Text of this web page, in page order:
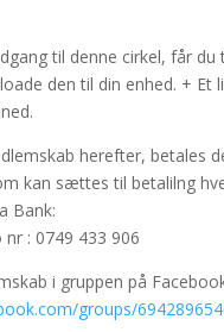
til denne cirkel, får
den til din enhed. +
herefter, betales
kan sættes til betalilng
Bank:
: 0749 433 906
i gruppen på
groups/